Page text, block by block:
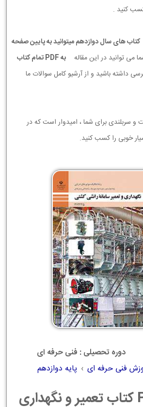
کنید .
کتاب های سال دوازدهم میتوانید به پایین صفحه
می توانید در این مقاله
به PDF تمام کتاب
داشته باشید و از آرشیو کامل سوالات ما
و سربلندی برای شما ، امیدوار است که در
خوبی را کسب کنید.
دوره تحصیلی : فنی حرفه ای
فنی حرفه ای › پایه دوازدهم
دانلود PDF کتاب تعمیر و نگهداری